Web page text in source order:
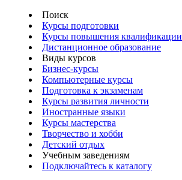
Поиск
Курсы подготовки
Курсы повышения квалификации
Дистанционное образование
Виды курсов
Бизнес-курсы
Компьютерные курсы
Подготовка к экзаменам
Курсы развития личности
Иностранные языки
Курсы мастерства
Творчество и хобби
Детский отдых
Учебным заведениям
Подключайтесь к каталогу